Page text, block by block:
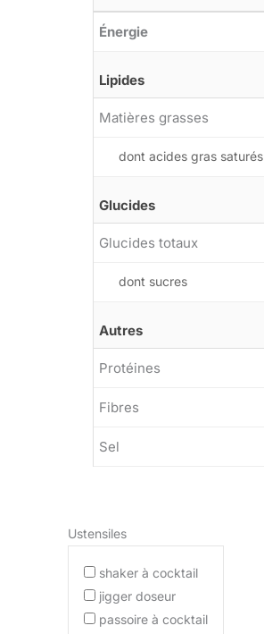
Énergie
Lipides
Matières grasses
dont acides gras saturés
Glucides
Glucides totaux
dont sucres
Autres
Protéines
Fibres
Sel
Ustensiles
shaker à cocktail
jigger doseur
passoire à cocktail